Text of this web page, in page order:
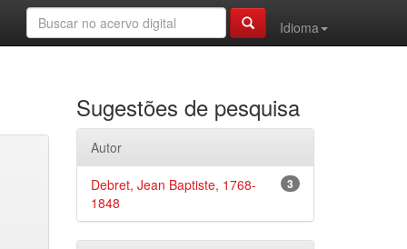
Idioma
Sugestões de pesquisa
Autor
3
Debret, Jean Baptiste, 1768-
1848